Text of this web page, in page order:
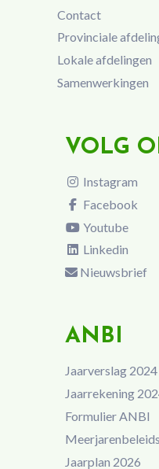
Contact
Provinciale
Lokale afdelingen
Samenwerkingen
VOLG
Instagram
Facebook
Youtube
Linkedin
Nieuwsbrief
ANBI
Jaarverslag 2024
Jaarrekening
Formulier ANBI
Jaarplan 2026